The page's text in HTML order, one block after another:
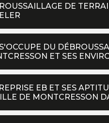
DE
DU
ET SES
EB ET SES
DE MONTCRESSON